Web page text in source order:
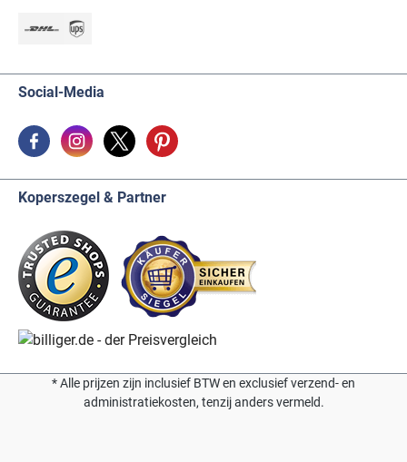
Social-Media
Koperszegel & Partner
* Alle prijzen zijn inclusief BTW en exclusief verzend- en
administratiekosten, tenzij anders vermeld.